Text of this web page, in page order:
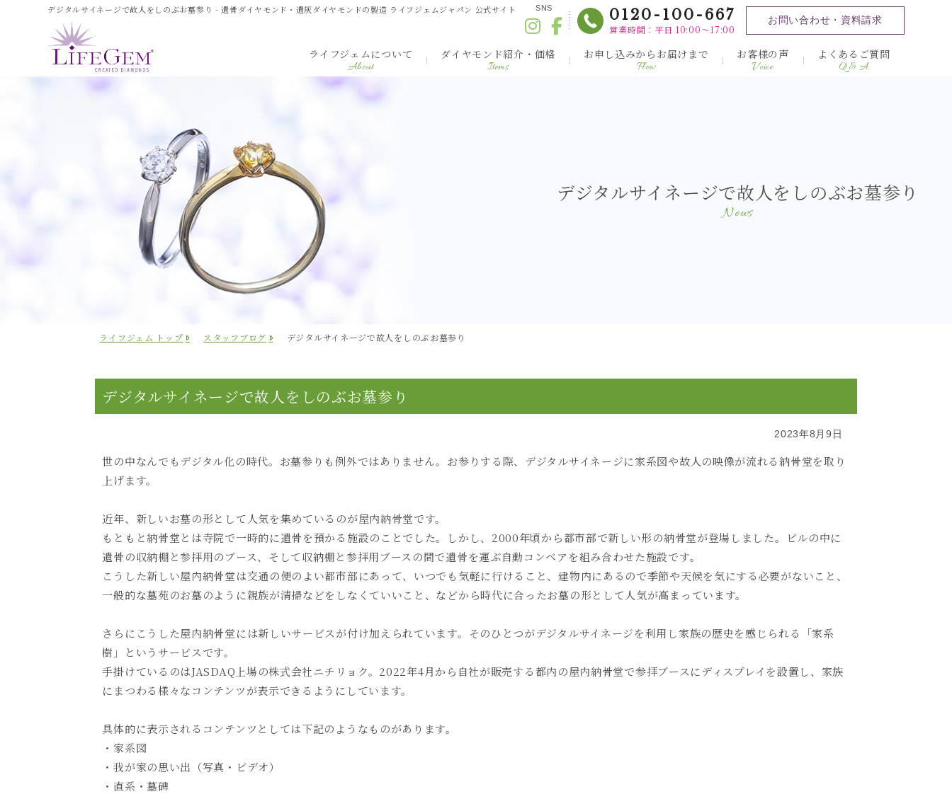
デジタルサイネージで故人をしのぶお墓参り - 遺骨ダイヤモンド・遺灰ダイヤモンドの製造 ライフジェムジャパン 公式サイト SNS 0120-100-667
営業時間：平日 10:00～17:00
お問い合わせ・資料請求
ライフジェムについて
About
ダイヤモンド紹介・価格
Items
お申し込みからお届けまで
Flow
お客様の声
Voice
よくあるご質問
Q & A
デジタルサイネージで故人をしのぶお墓参り
News
ライフジェム トップ スタッフブログ デジタルサイネージで故人をしのぶお墓参り
デジタルサイネージで故人をしのぶお墓参り
2023年8月9日
世の中なんでもデジタル化の時代。お墓参りも例外ではありません。お参りする際、デジタルサイネージに家系図や故人の映像が流れる納骨堂を取り
上げます。
近年、新しいお墓の形として人気を集めているのが屋内納骨堂です。
もともと納骨堂とは寺院で一時的に遺骨を預かる施設のことでした。しかし、 2000年頃から都市部で新しい形の納骨堂が登場しました。ビルの中に
遺骨の収納棚と参拝用のブース、そして収納棚と参拝用ブースの間で遺骨を運ぶ自動コンベアを組み合わせた施設です。
こうした新しい屋内納骨堂は交通の便のよい都市部にあって、いつでも気軽に行けること、建物内にあるので季節や天候を気にする必要がないこと、
一般的な墓苑のお墓のように親族が清掃などをしなくていいこと、などから時代に合ったお墓の形として人気が高まっています。
さらにこうした屋内納骨堂には新しいサービスが付け加えられています。そのひとつがデジタルサイネージを利用し家族の歴史を感じられる「家系
樹」というサービスです。
手掛けているのはJASDAQ 上場の株式会社ニチリョク。 2022年4月から自社が販売する都内の屋内納骨堂で参拝ブースにディスプレイを設置し、家族
にまつわる様々なコンテンツが表示できるようにしています。
具体的に表示されるコンテンツとしては下記のようなものがあります。
・家系図
・我が家の思い出（写真・ビデオ）
・直系・墓碑